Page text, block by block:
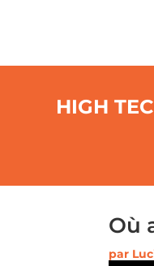
HIGH
Où
par